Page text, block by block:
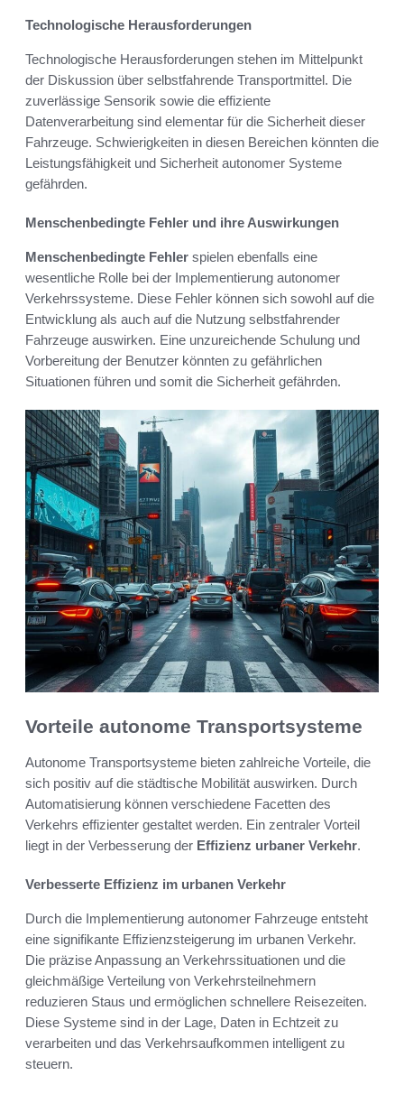
Technologische Herausforderungen
Technologische Herausforderungen stehen im Mittelpunkt
der Diskussion über selbstfahrende Transportmittel. Die
zuverlässige Sensorik sowie die effiziente
Datenverarbeitung sind elementar für die Sicherheit dieser
Fahrzeuge. Schwierigkeiten in diesen Bereichen könnten die
Leistungsfähigkeit und Sicherheit autonomer Systeme
gefährden.
Menschenbedingte Fehler und ihre Auswirkungen
Menschenbedingte Fehler spielen ebenfalls eine
wesentliche Rolle bei der Implementierung autonomer
Verkehrssysteme. Diese Fehler können sich sowohl auf die
Entwicklung als auch auf die Nutzung selbstfahrender
Fahrzeuge auswirken. Eine unzureichende Schulung und
Vorbereitung der Benutzer könnten zu gefährlichen
Situationen führen und somit die Sicherheit gefährden.
Vorteile autonome Transportsysteme
Autonome Transportsysteme bieten zahlreiche Vorteile, die
sich positiv auf die städtische Mobilität auswirken. Durch
Automatisierung können verschiedene Facetten des
Verkehrs effizienter gestaltet werden. Ein zentraler Vorteil
liegt in der Verbesserung der Effizienz urbaner Verkehr.
Verbesserte Effizienz im urbanen Verkehr
Durch die Implementierung autonomer Fahrzeuge entsteht
eine signifikante Effizienzsteigerung im urbanen Verkehr.
Die präzise Anpassung an Verkehrssituationen und die
gleichmäßige Verteilung von Verkehrsteilnehmern
reduzieren Staus und ermöglichen schnellere Reisezeiten.
Diese Systeme sind in der Lage, Daten in Echtzeit zu
verarbeiten und das Verkehrsaufkommen intelligent zu
steuern.